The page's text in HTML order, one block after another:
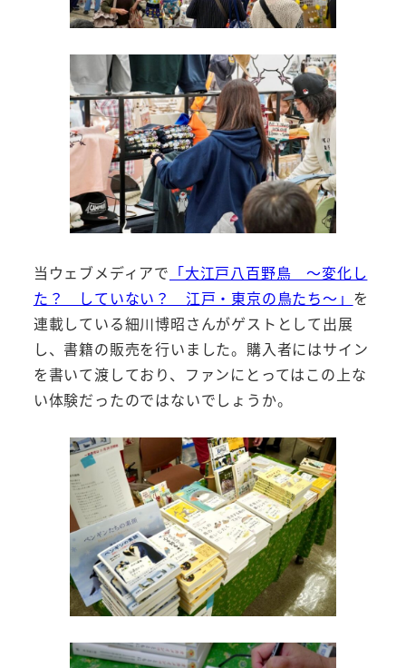
当ウェブメディアで 「大江戸八百野鳥 ～変化し
た？ していない？ 江戸・東京の鳥たち～」 を
連載している細川博昭さんがゲストとして出展
し、書籍の販売を行いました。購入者にはサイン
を書いて渡しており、ファンにとってはこの上な
い体験だったのではないでしょうか。